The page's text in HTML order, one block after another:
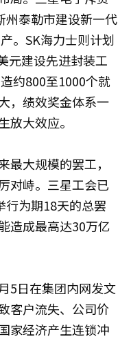
州泰勒市建设新一代
。SK海力士则计划
元建设先进封装工
约800至1000个就
，绩效奖金体系一
放大效应。
最大规模的罢工，
对峙。三星工会已
行为期18天的总罢
造成最高达30万亿
5日在集团内网发文
客户流失、公司价
家经济产生连锁冲